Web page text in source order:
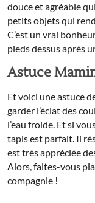
douce et agréable
petits objets qui
C’est un vrai
pieds dessus après
Astuce
Et voici une astuce
garder l’éclat des
l’eau froide. Et si
tapis est parfait. Il
est très appréciée
Alors, faites-vous
compagnie !